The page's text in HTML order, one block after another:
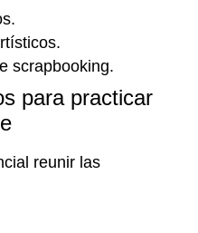
scrapbooking.
para practicar
reunir las